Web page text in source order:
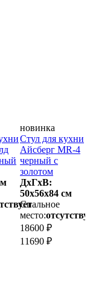
новинка
Стул для кухни
Айсберг MR-4
черный с
золотом
ДхГхВ:
50х56x84 см
Спальное
место:
18600 ₽
11690 ₽